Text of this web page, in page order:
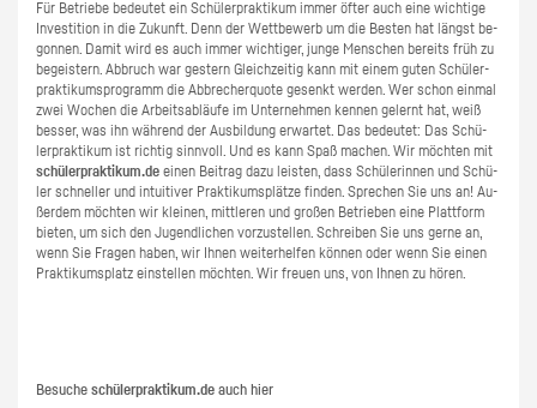
Für Be­trie­be be­deu­tet ein Schü­ler­prak­ti­kum immer öfter auch eine wich­ti­ge
In­ves­ti­ti­on in die Zu­kunft. Denn der Wett­be­werb um die Bes­ten hat längst be­
gon­nen. Damit wird es auch immer wich­ti­ger, junge Men­schen be­reits früh zu
be­geis­tern. Ab­bruch war ges­tern Gleich­zei­tig kann mit einem guten Schü­ler­
prak­ti­kums­pro­gramm die Ab­bre­cher­quo­te ge­senkt wer­den. Wer schon ein­mal
zwei Wo­chen die Ar­beits­ab­läu­fe im Un­ter­neh­men ken­nen ge­lernt hat, weiß
bes­ser, was ihn wäh­rend der Aus­bil­dung er­war­tet. Das be­deu­tet: Das Schü­
ler­prak­ti­kum ist rich­tig sinn­voll. Und es kann Spaß ma­chen. Wir möch­ten mit
schü­ler­prak­ti­kum.de einen Bei­trag dazu leis­ten, dass Schü­le­rin­nen und Schü­
ler schnel­ler und in­tui­ti­ver Prak­ti­kums­plät­ze fin­den. Spre­chen Sie uns an! Au­
ßer­dem möch­ten wir klei­nen, mitt­le­ren und gro­ßen Be­trie­ben eine Platt­form
bie­ten, um sich den Ju­gend­li­chen vor­zu­stel­len. Schrei­ben Sie uns gerne an,
wenn Sie Fra­gen haben, wir Ihnen wei­ter­hel­fen kön­nen oder wenn Sie einen
Prak­ti­kums­platz ein­stel­len möch­ten. Wir freu­en uns, von Ihnen zu hören.
Besuche schülerpraktikum.de auch hier